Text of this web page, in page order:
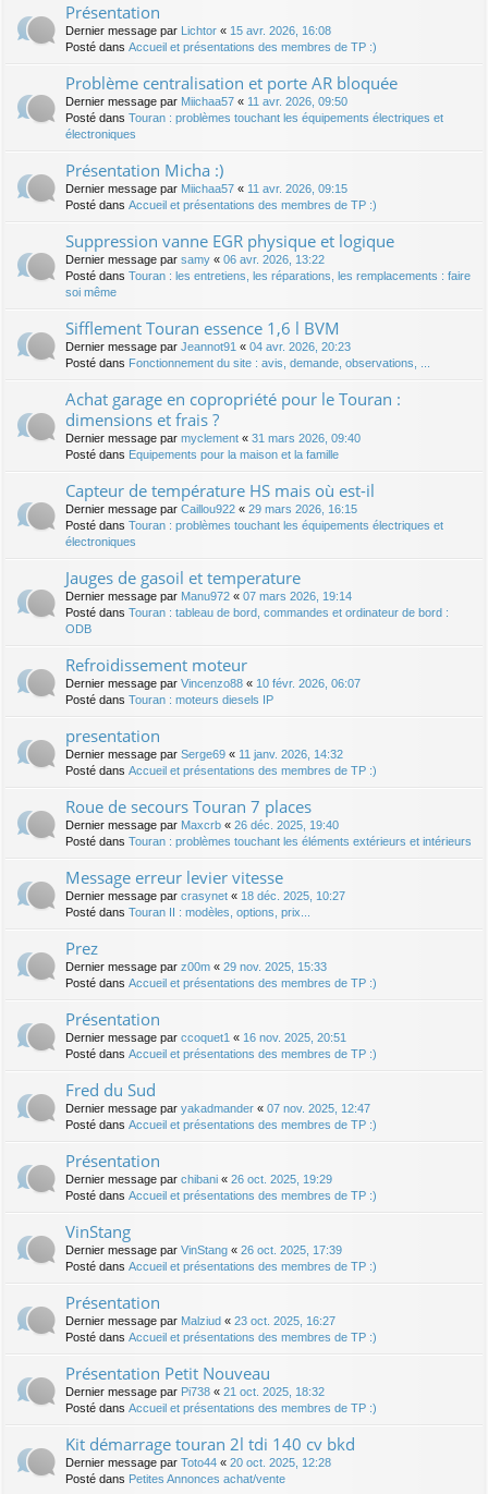
Présentation
Dernier message par Lichtor « 15 avr. 2026, 16:08
Posté dans Accueil et présentations des membres de TP :)
Problème centralisation et porte AR bloquée
Dernier message par Miichaa57 « 11 avr. 2026, 09:50
Posté dans Touran : problèmes touchant les équipements électriques et
électroniques
Présentation Micha :)
Dernier message par Miichaa57 « 11 avr. 2026, 09:15
Posté dans Accueil et présentations des membres de TP :)
Suppression vanne EGR physique et logique
Dernier message par samy « 06 avr. 2026, 13:22
Posté dans Touran : les entretiens, les réparations, les remplacements : faire
soi même
Sifflement Touran essence 1,6 l BVM
Dernier message par Jeannot91 « 04 avr. 2026, 20:23
Posté dans Fonctionnement du site : avis, demande, observations, ...
Achat garage en copropriété pour le Touran :
dimensions et frais ?
Dernier message par myclement « 31 mars 2026, 09:40
Posté dans Equipements pour la maison et la famille
Capteur de température HS mais où est-il
Dernier message par Caillou922 « 29 mars 2026, 16:15
Posté dans Touran : problèmes touchant les équipements électriques et
électroniques
Jauges de gasoil et temperature
Dernier message par Manu972 « 07 mars 2026, 19:14
Posté dans Touran : tableau de bord, commandes et ordinateur de bord :
ODB
Refroidissement moteur
Dernier message par Vincenzo88 « 10 févr. 2026, 06:07
Posté dans Touran : moteurs diesels IP
presentation
Dernier message par Serge69 « 11 janv. 2026, 14:32
Posté dans Accueil et présentations des membres de TP :)
Roue de secours Touran 7 places
Dernier message par Maxcrb « 26 déc. 2025, 19:40
Posté dans Touran : problèmes touchant les éléments extérieurs et intérieurs
Message erreur levier vitesse
Dernier message par crasynet « 18 déc. 2025, 10:27
Posté dans Touran II : modèles, options, prix...
Prez
Dernier message par z00m « 29 nov. 2025, 15:33
Posté dans Accueil et présentations des membres de TP :)
Présentation
Dernier message par ccoquet1 « 16 nov. 2025, 20:51
Posté dans Accueil et présentations des membres de TP :)
Fred du Sud
Dernier message par yakadmander « 07 nov. 2025, 12:47
Posté dans Accueil et présentations des membres de TP :)
Présentation
Dernier message par chibani « 26 oct. 2025, 19:29
Posté dans Accueil et présentations des membres de TP :)
VinStang
Dernier message par VinStang « 26 oct. 2025, 17:39
Posté dans Accueil et présentations des membres de TP :)
Présentation
Dernier message par Malziud « 23 oct. 2025, 16:27
Posté dans Accueil et présentations des membres de TP :)
Présentation Petit Nouveau
Dernier message par Pi738 « 21 oct. 2025, 18:32
Posté dans Accueil et présentations des membres de TP :)
Kit démarrage touran 2l tdi 140 cv bkd
Dernier message par Toto44 « 20 oct. 2025, 12:28
Posté dans Petites Annonces achat/vente